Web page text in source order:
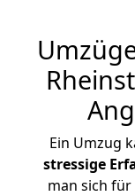
Ein Umzug
stressige
man sich